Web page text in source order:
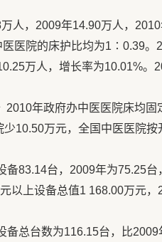
人，2009年14.90万人，
医院的床护比均为1∶0.39。
万人，增长率为10.01%。
2010年政府办中医医院床均
10.50万元，全国中医医院
备83.14台，2009年为75.25
以上设备总值1 168.00万元
备总台数为116.15台，比